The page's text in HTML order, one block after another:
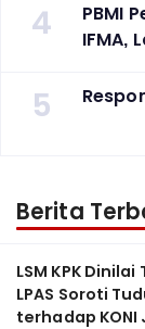
4
PBMI
IFMA,
5
Berita
LSM KPK
LPAS Soroti
terhadap KONI